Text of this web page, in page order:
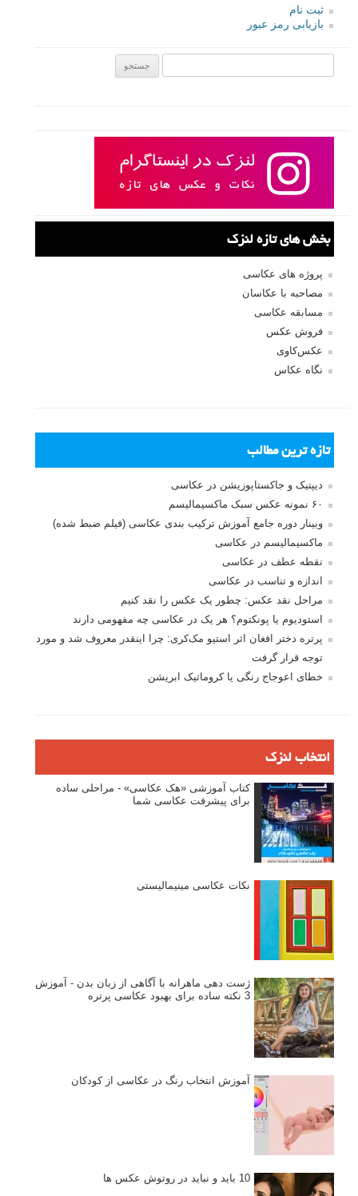
ثبت نام
بازیابی رمز عبور
بخش های تازه لنزک
پروژه های عکاسی
مصاحبه با عکاسان
مسابقه عکاسی
فروش عکس
عکس‌کاوی
نگاه عکاس
تازه ترین مطالب
دیپتیک و جاکستا‌پوزیشن در عکاسی
۶۰ نمونه عکس سبک ماکسیمالیسم
وبینار دوره جامع آموزش ترکیب بندی عکاسی (فیلم ضبط شده)
ماکسیمالیسم در عکاسی
نقطه عطف در عکاسی
اندازه و تناسب در عکاسی
مراحل نقد عکس: چطور یک عکس را نقد کنیم
استودیوم یا پونکتوم؟ هر یک در عکاسی چه مفهومی دارند
پرتره دختر افغان اثر استیو مک‌کری: چرا اینقدر معروف شد و مورد
توجه قرار گرفت
خطای اعوجاج رنگی یا کروماتیک ابریشن
انتخاب لنزک
کتاب آموزشی «هک عکاسی» - مراحلی ساده
برای پیشرفت عکاسی شما
نکات عکاسی مینیمالیستی
ژست دهی ماهرانه با آگاهی از زبان بدن - آموزش
3 نکته ساده برای بهبود عکاسی پرتره
آموزش انتخاب رنگ در عکاسی از کودکان
10 باید و نباید در روتوش عکس ها